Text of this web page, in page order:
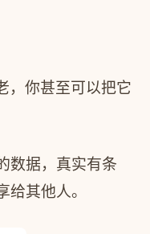
，你甚至可以把它
数据，真实有条
其他人。